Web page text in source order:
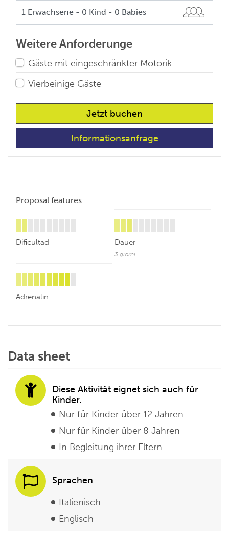
Weitere Anforderunge
Gäste mit eingeschränkter Motorik
Vierbeinige Gäste
Jetzt buchen
Informationsanfrage
Proposal features
Dificultad Dauer
3 giorni
Adrenalin
Data sheet
Diese Aktivität eignet sich auch für
Kinder.
Nur für Kinder über 12 Jahren
Nur für Kinder über 8 Jahren
In Begleitung ihrer Eltern
Sprachen
Italienisch
Englisch